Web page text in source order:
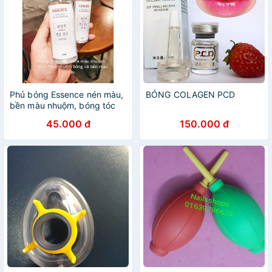
Phủ bóng Essence nén màu,
bền màu nhuộm, bóng tóc
45.000 đ
BÓNG COLAGEN PCD
150.000 đ